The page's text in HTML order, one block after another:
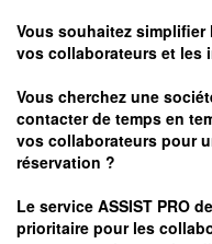
Vous souhaitez
vos collaborateurs et les
Vous cherchez une
contacter de temps en
vos collaborateurs pour
réservation ?
Le service ASSIST PRO
prioritaire pour les